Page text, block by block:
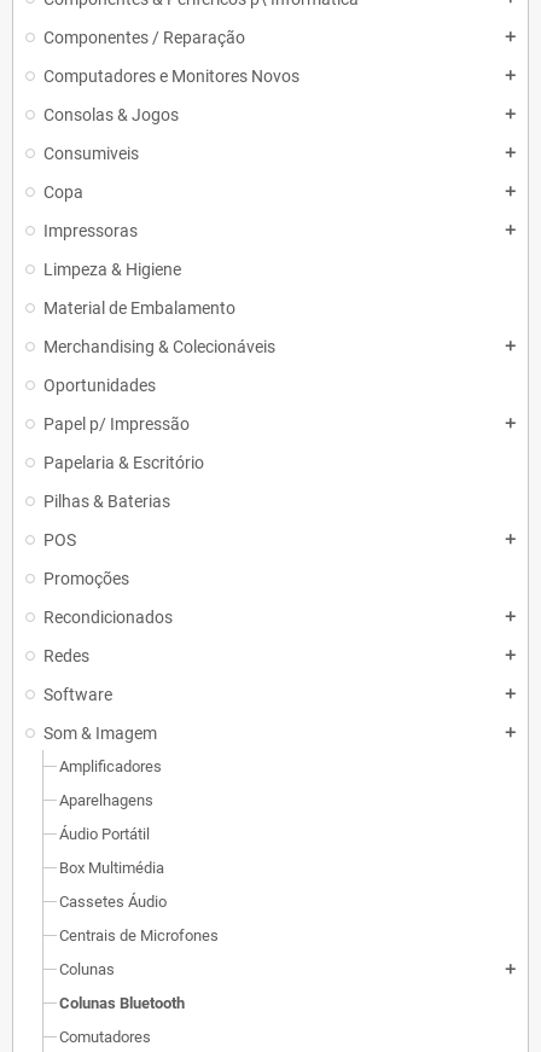
Componentes / Reparação add
Computadores e Monitores Novos add
Consolas & Jogos add
Consumiveis add
Copa add
Impressoras add
Limpeza & Higiene
Material de Embalamento
Merchandising & Colecionáveis
add
Oportunidades
Papel p/ Impressão
add
Papelaria & Escritório
Pilhas & Baterias
POS
add
Promoções
Recondicionados
add
Redes add
Software add
Som & Imagem add
Amplificadores
Aparelhagens
Áudio Portátil
Box Multimédia
Cassetes Áudio
Centrais de Microfones
Colunas
add
Colunas Bluetooth
Comutadores